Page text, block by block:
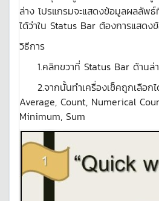
ล่าง โปรแกรมจะแสดงข้อมูลผลลัพธ์
ได้ว่าใน Status Bar ต้องการแสดง
วิธีการ
1.คลิกขวาที่ Status Bar ด้านล่
2.จากนั้นทำเครื่องเช็คถูกเลือกไ
Average, Count, Numerical
Minimum, Sum